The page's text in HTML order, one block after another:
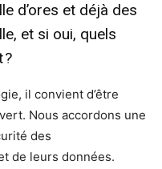
d’ores et déjà des
et si oui, quels
?
il convient d’être
Nous accordons une
des
de leurs données.